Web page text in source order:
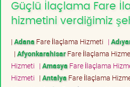
Güçlü İlaçlama Fare
hizmetini verdiğimiz
| Adana Fare İlaçlama Hizmeti |
| AfyonkarahisarFare İlaçlama
Hizmeti | Amasya Fare İlaçlama
Hizmeti | Antalya Fare İlaçlama